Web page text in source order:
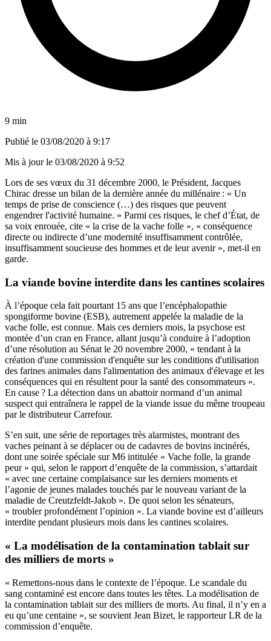
9 min
Publié le 03/08/2020 à 9:17
Mis à jour le 03/08/2020 à 9:52
Lors de ses vœux du 31 décembre 2000, le Président, Jacques
Chirac dresse un bilan de la dernière année du millénaire : « Un
temps de prise de conscience (…) des risques que peuvent
engendrer l'activité humaine. » Parmi ces risques, le chef d’État, de
sa voix enrouée, cite « la crise de la vache folle », « conséquence
directe ou indirecte d’une modernité insuffisamment contrôlée,
insuffisamment soucieuse des hommes et de leur avenir », met-il en
garde.
La viande bovine interdite dans les cantines scolaires
À l’époque cela fait pourtant 15 ans que l’encéphalopathie
spongiforme bovine (ESB), autrement appelée la maladie de la
vache folle, est connue. Mais ces derniers mois, la psychose est
montée d’un cran en France, allant jusqu’à conduire à l’adoption
d’une résolution au Sénat le 20 novembre 2000, « tendant à la
création d'une commission d'enquête sur les conditions d'utilisation
des farines animales dans l'alimentation des animaux d'élevage et les
conséquences qui en résultent pour la santé des consommateurs ».
En cause ? La détection dans un abattoir normand d’un animal
suspect qui entraînera le rappel de la viande issue du même troupeau
par le distributeur Carrefour.
S’en suit, une série de reportages très alarmistes, montrant des
vaches peinant à se déplacer ou de cadavres de bovins incinérés,
dont une soirée spéciale sur M6 intitulée « Vache folle, la grande
peur » qui, selon le rapport d’enquête de la commission, s’attardait
« avec une certaine complaisance sur les derniers moments et
l’agonie de jeunes malades touchés par le nouveau variant de la
maladie de Creutzfeldt-Jakob ». De quoi selon les sénateurs,
« troubler profondément l’opinion ». La viande bovine est d’ailleurs
interdite pendant plusieurs mois dans les cantines scolaires.
« La modélisation de la contamination tablait sur
des milliers de morts »
« Remettons-nous dans le contexte de l’époque. Le scandale du
sang contaminé est encore dans toutes les têtes. La modélisation de
la contamination tablait sur des milliers de morts. Au final, il n’y en a
eu qu’une centaine », se souvient Jean Bizet, le rapporteur LR de la
commission d’enquête.